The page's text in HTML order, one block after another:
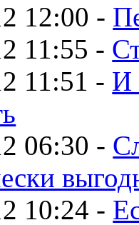
12:00 -
11:55 -
11:51 - И
06:30 -
10:24 -